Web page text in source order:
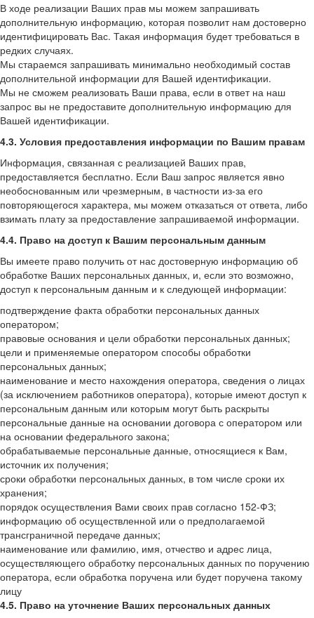
В ходе реализации Ваших прав мы можем запрашивать
дополнительную информацию, которая позволит нам достоверно
идентифицировать Вас. Такая информация будет требоваться в
редких случаях.
Мы стараемся запрашивать минимально необходимый состав
дополнительной информации для Вашей идентификации.
Мы не сможем реализовать Ваши права, если в ответ на наш
запрос вы не предоставите дополнительную информацию для
Вашей идентификации.
4.3. Условия предоставления информации по Вашим правам
Информация, связанная с реализацией Ваших прав,
предоставляется бесплатно. Если Ваш запрос является явно
необоснованным или чрезмерным, в частности из-за его
повторяющегося характера, мы можем отказаться от ответа, либо
взимать плату за предоставление запрашиваемой информации.
4.4. Право на доступ к Вашим персональным данным
Вы имеете право получить от нас достоверную информацию об
обработке Ваших персональных данных, и, если это возможно,
доступ к персональным данным и к следующей информации:
подтверждение факта обработки персональных данных
оператором;
правовые основания и цели обработки персональных данных;
цели и применяемые оператором способы обработки
персональных данных;
наименование и место нахождения оператора, сведения о лицах
(за исключением работников оператора), которые имеют доступ к
персональным данным или которым могут быть раскрыты
персональные данные на основании договора с оператором или
на основании федерального закона;
обрабатываемые персональные данные, относящиеся к Вам,
источник их получения;
сроки обработки персональных данных, в том числе сроки их
хранения;
порядок осуществления Вами своих прав согласно 152-ФЗ;
информацию об осуществленной или о предполагаемой
трансграничной передаче данных;
наименование или фамилию, имя, отчество и адрес лица,
осуществляющего обработку персональных данных по поручению
оператора, если обработка поручена или будет поручена такому
лицу
4.5. Право на уточнение Ваших персональных данных